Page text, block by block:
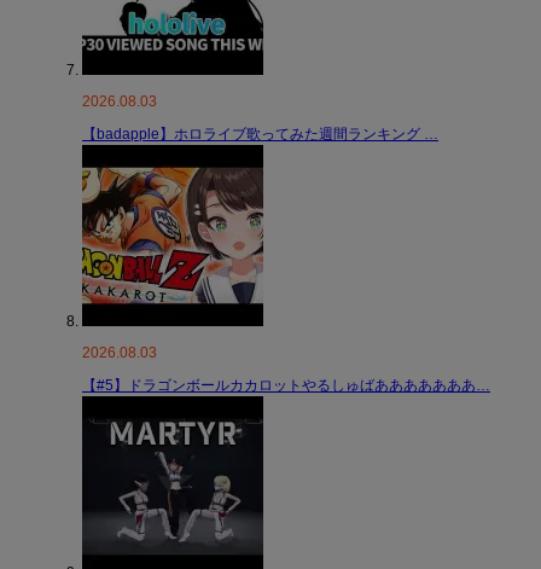
2026.08.03
【badapple】ホロライブ歌ってみた週間ランキング …
2026.08.03
【#5】ドラゴンボールカカロットやるしゅばあああああああ…